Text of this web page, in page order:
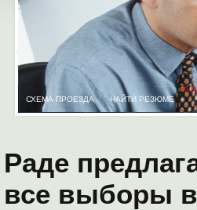
СХЕМА ПРОЕЗДА
О
НАЙТИ РЕЗЮМЕ
Раде
все выборы